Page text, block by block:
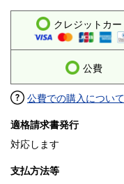
クレジットカー
公費
公費での購入について
適格請求書発行
対応します
支払方法等